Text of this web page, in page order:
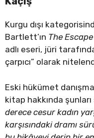
Kurgu dışı
Bartlett’ın The
adlı eseri, jüri
çarpıcı” olarak
Eski hükümet
kitap hakkında
derece cesur kadın
karşısındaki dramı